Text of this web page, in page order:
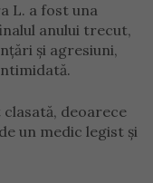
L. a fost una
anului trecut,
și agresiuni,
deoarece
un medic legist și